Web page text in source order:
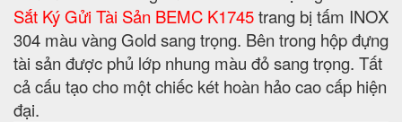
Sắt Ký Gửi Tài Sản BEMC K1745trang bị tấm INOX
304 màu vàng Gold sang trọng. Bên trong hộp đựng
tài sản được phủ lớp nhung màu đỏ sang trọng. Tất
cả cấu tạo cho một chiếc két hoàn hảo cao cấp hiện
đại.